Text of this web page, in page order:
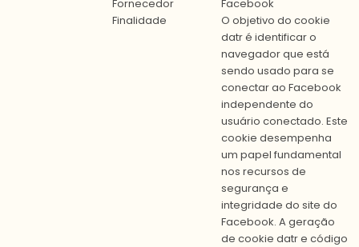
Fornecedor
Facebook
Finalidade
O objetivo do cookie
datr é identificar o
navegador que está
sendo usado para se
conectar ao Facebook
independente do
usuário conectado. Este
cookie desempenha
um papel fundamental
nos recursos de
segurança e
integridade do site do
Facebook. A geração
de cookie datr e código